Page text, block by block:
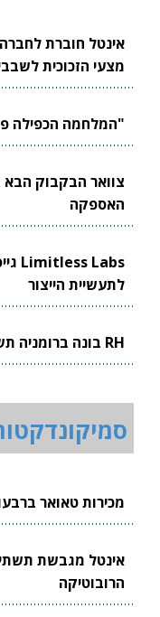
אינטל חוברת
מצעי הזכוכית
"המלחמה הכפילה פי 5 את שוק הייצור
האספקה
לתעשיית הייצור
RH בונה ברומניה תשתית ייצור ביטחוני ישראלית
מכירות טאואר ברבעון
אינטל מגבשת
הרובוטיקה